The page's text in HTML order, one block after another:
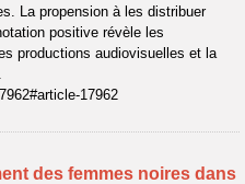
La propension à les distribuer
positive révèle les
productions audiovisuelles et la
17962
des femmes noires dans